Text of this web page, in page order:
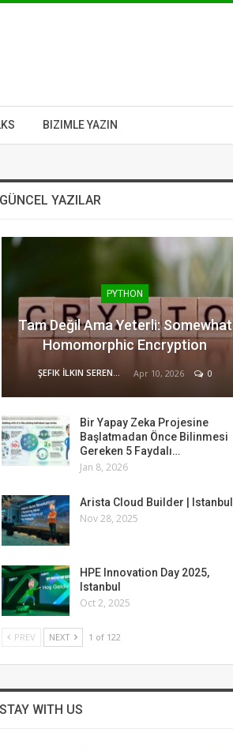
BIZIMLE YAZIN
GÜNCEL YAZILAR
PYTHON
Tam Değil Ama Yeterli: Somewhat
Homomorphic Encryption
ŞEFIK İLKIN SERENGIL Apr 10, 2026 0
Bir Yapay Zeka Projesine
Başlatmadan Önce Bilinmesi
Gereken 5 Faydalı…
Jan 8, 2026
Arista Cloud Builder | Istanbul
Nov 28, 2025
HPE Innovation Day 2025,
Istanbul
Oct 2, 2025
PREV NEXT 1 of 122
STAY WITH US